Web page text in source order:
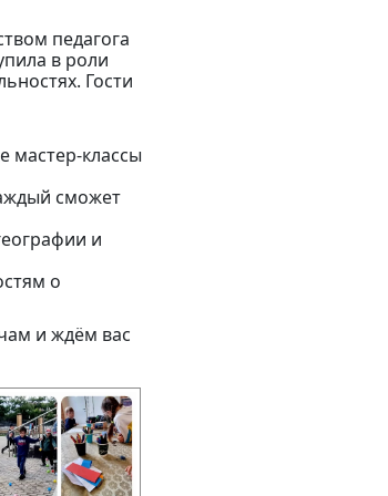
педагога
в роли
Гости
мастер-классы
сможет
и
о
и ждём вас